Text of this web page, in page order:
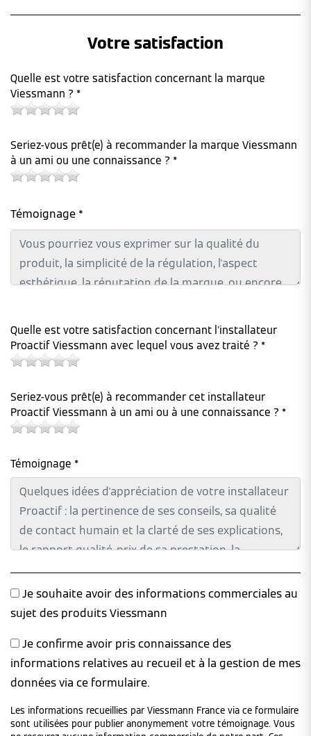
Votre satisfaction
Quelle est votre satisfaction concernant la marque
Viessmann ? *
Seriez-vous prêt(e) à recommander la marque Viessmann
à un ami ou une connaissance ? *
Témoignage *
Quelle est votre satisfaction concernant l'installateur
Proactif Viessmann avec lequel vous avez traité ? *
Seriez-vous prêt(e) à recommander cet installateur
Proactif Viessmann à un ami ou à une connaissance ? *
Témoignage *
Je souhaite avoir des informations commerciales au
sujet des produits Viessmann
Je confirme avoir pris connaissance des
informations relatives au recueil et à la gestion de mes
données via ce formulaire.
Les informations recueillies par Viessmann France via ce formulaire
sont utilisées pour publier anonymement votre témoignage. Vous